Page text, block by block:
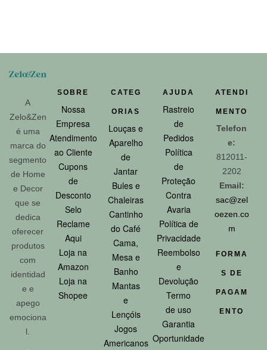
A
Zelo&Zen
é uma
marca do
segmento
de Home
e Decor
que se
dedica
oferecer
produtos
com
identidad
e e
apego
emociona
l.
SOBRE
Nossa
Empresa
Atendimento
ao Cliente
Cupons
de
Desconto
Selo
Reclame
Aqui
Loja na
Amazon
Loja na
Shopee
CATEG
ORIAS
Louças e
Aparelho
de
Jantar
Bules e
Chaleiras
Cantinho
do Café
Cama,
Mesa e
Banho
Mantas
e
Lençóis
Jogos
Americanos
AJUDA
Rastreio
de
Pedidos
Política
de
Proteção
Contra
Avaria
Política de
Privacidade
Reembolso
e
Devolução
Termo
de uso
Garantia
Oportunidade
ATENDI
MENTO
Telefon
e:
812011-
2202
Email:
sac@zel
oezen.co
m
FORMA
S DE
PAGAM
ENTO